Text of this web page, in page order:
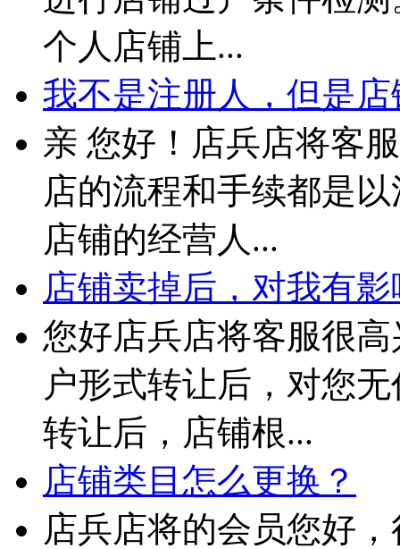
个人店铺上...
我不是注册人，但是
亲 您好！店兵店将客
店的流程和手续都是
店铺的经营人...
店铺卖掉后，对我有
您好店兵店将客服很
户形式转让后，对您
转让后，店铺根...
店铺类目怎么更换？
店兵店将的会员您好